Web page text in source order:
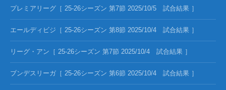
プレミアリーグ［ 25-26シーズン 第7節 2025/10/5 試合結果 ］
エールディビジ［ 25-26シーズン 第8節 2025/10/4 試合結果 ］
リーグ・アン［ 25-26シーズン 第7節 2025/10/4 試合結果 ］
ブンデスリーガ［ 25-26シーズン 第6節 2025/10/4 試合結果 ］